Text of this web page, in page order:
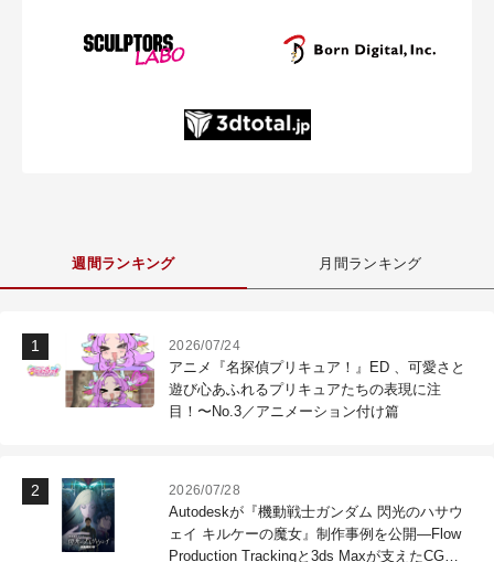
週間ランキング 月間ランキング
2026/07/24
アニメ『名探偵プリキュア！』ED 、可愛さと
遊び心あふれるプリキュアたちの表現に注
目！〜No.3／アニメーション付け篇
2026/07/28
Autodeskが『機動戦士ガンダム 閃光のハサウ
ェイ キルケーの魔女』制作事例を公開―Flow
Production Trackingと3ds Maxが支えたCG制